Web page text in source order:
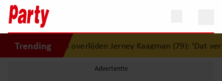
Trending
op overlijden Jerney Kaagman (79): ‘Dat vertrouwen zal